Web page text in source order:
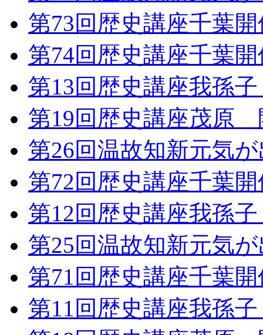
第73回歴史講座千葉
第74回歴史講座千葉
第13回歴史講座我孫
第19回歴史講座茂原
第26回温故知新元気
第72回歴史講座千葉
第12回歴史講座我孫
第25回温故知新元気
第71回歴史講座千葉
第11回歴史講座我孫